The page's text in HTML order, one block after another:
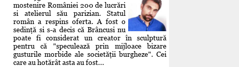
mostenire României 200 de lucrări
si atelierul său parizian. Statul
român a respins oferta. A fost o
sedinţă si s-a decis că Brâncusi nu
poate fi considerat un creator în sculptură
pentru că "speculează prin mijloace bizare
gusturile morbide ale societăţii burgheze". Cei
care au hotărât asta au fost...